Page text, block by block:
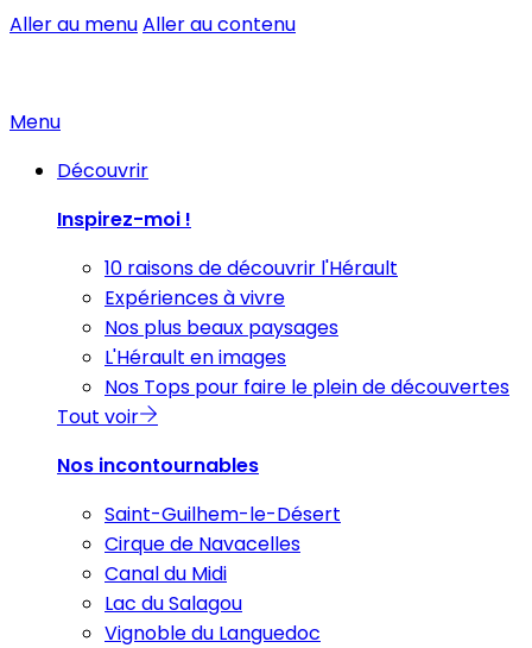
Aller au menuAller au contenu
Menu
Découvrir
Inspirez-moi !
10 raisons de découvrir l'Hérault
Expériences à vivre
Nos plus beaux paysages
L'Hérault en images
Nos Tops pour faire le plein de découvertes
Tout voir
Nos incontournables
Saint-Guilhem-le-Désert
Cirque de Navacelles
Canal du Midi
Lac du Salagou
Vignoble du Languedoc